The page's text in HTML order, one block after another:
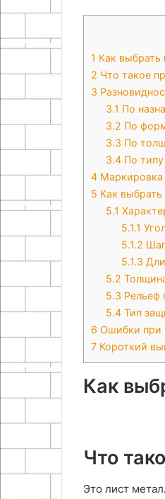
1 Как
2 Что такое
3
3.1 По
3.2 По
3.3 По
3.4 По
4
5 Как
5.1
5.1.1
5.1.2
5.1.3
5.2
5.3 Рельеф
5.4 Тип
6 Ошибки при
7 Короткий
Как
Что
Это лист